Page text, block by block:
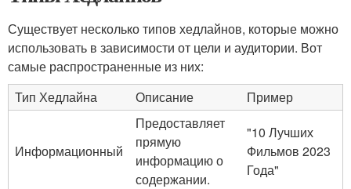
Существует несколько типов хедлайнов, которые можно
использовать в зависимости от цели и аудитории. Вот
самые распространенные из них:
Тип Хедлайна
Описание Пример
Информационный
Предоставляет
прямую
информацию о
содержании.
"10 Лучших
Фильмов 2023
Года"